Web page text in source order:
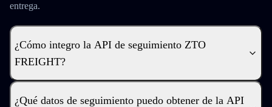
entrega.
¿Cómo integro la API de seguimiento ZTO
FREIGHT?
¿Qué datos de seguimiento puedo obtener de la API